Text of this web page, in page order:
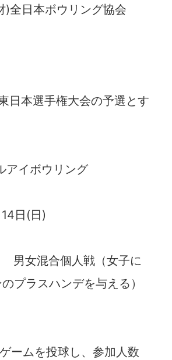
日本ボウリング協会
日本選手権大会の予選とす
イボウリング
日(日)
男女混合個人戦（女子に
プラスハンデを与える）
ゲームを投球し、参加人数